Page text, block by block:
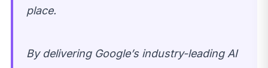
place.
By delivering Google’s industry-leading AI